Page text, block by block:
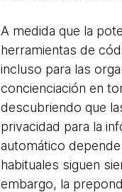
A medida que la
herramientas de
incluso para las
concienciación en
descubriendo que
privacidad para la
automático
habituales siguen
embargo, la